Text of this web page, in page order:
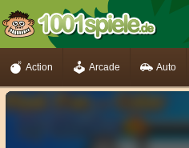
Action Arcade Auto